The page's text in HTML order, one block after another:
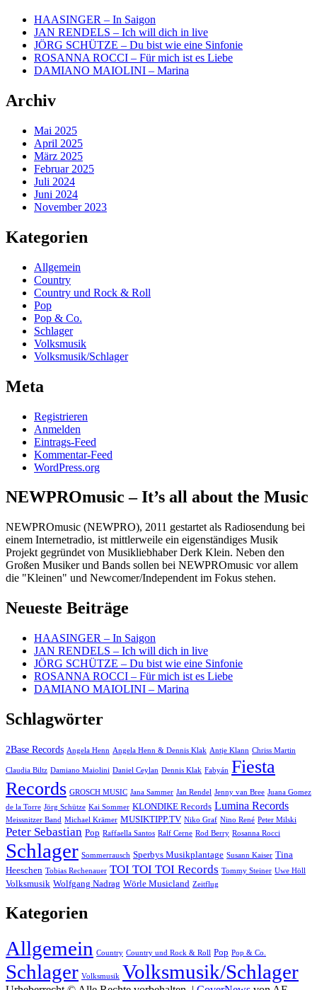
HAASINGER – In Saigon
JAN RENDELS – Ich will dich in live
JÖRG SCHÜTZE – Du bist wie eine Sinfonie
ROSANNA ROCCI – Für mich ist es Liebe
DAMIANO MAIOLINI – Marina
Archiv
Mai 2025
April 2025
März 2025
Februar 2025
Juli 2024
Juni 2024
November 2023
Kategorien
Allgemein
Country
Country und Rock & Roll
Pop
Pop & Co.
Schlager
Volksmusik
Volksmusik/Schlager
Meta
Registrieren
Anmelden
Eintrags-Feed
Kommentar-Feed
WordPress.org
NEWPROmusic – It’s all about the Music
NEWPROmusic (NEWPRO), 2011 gestartet als Radiosendung bei
einem Internetradio, ist mittlerweile ein eigenständiges Musik
Projekt gegründet von Musikliebhaber Derk Klein. Neben den
Großen Musiker und Bands sollen bei NEWPROmusic vor allem
die "Kleinen" und Newcomer/Independent im Fokus stehen.
Neueste Beiträge
HAASINGER – In Saigon
JAN RENDELS – Ich will dich in live
JÖRG SCHÜTZE – Du bist wie eine Sinfonie
ROSANNA ROCCI – Für mich ist es Liebe
DAMIANO MAIOLINI – Marina
Schlagwörter
2Base Records Angela Henn Angela Henn & Dennis Klak Antje Klann Chriss Martin
Claudia Biltz Damiano Maiolini Daniel Ceylan Dennis Klak Fabyán Fiesta
Records GROSCH MUSIC Jana Sammer Jan Rendel Jenny van Bree Juana Gomez
de la Torre Jörg Schütze Kai Sommer KLONDIKE Records Lumina Records
Meissnitzer Band Michael Krämer MUSIKTIPP.TV Niko Graf Nino René Peter Milski
Peter Sebastian Pop Raffaella Santos Ralf Cerne Rod Berry Rosanna Rocci
Schlager Sommerrausch Sperbys Musikplantage Susann Kaiser Tina
Heeschen Tobias Rechenauer TOI TOI TOI Records Tommy Steiner Uwe Höll
Volksmusik Wolfgang Nadrag Wörle Musicland Zeitflug
Kategorien
Allgemein Country Country und Rock & Roll Pop Pop & Co.
Schlager Volksmusik Volksmusik/Schlager